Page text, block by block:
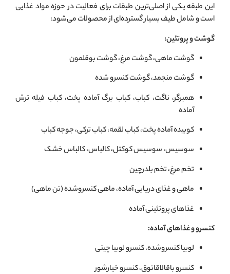
این طبقه یکی از اصلی‌ترین طبقات برای فعالیت در حوزه مواد غذایی
است و شامل طیف بسیار گسترده‌ای از محصولات می‌شود:
گوشت و پروتئین:
گوشت ماهی، گوشت مرغ، گوشت بوقلمون
گوشت منجمد، گوشت کنسرو شده
همبرگر، ناگت، کباب، کباب برگ آماده پخت، کباب فیله ترش
آماده
کوبیده آماده پخت، کباب لقمه، کباب ترکی، جوجه کباب
سوسیس، سوسیس کوکتل، کالباس، کالباس خشک
تخم مرغ، تخم بلدرچین
ماهی و غذای دریایی آماده، ماهی کنسروشده (تن ماهی)
غذاهای پروتئینی آماده
کنسرو و غذاهای آماده:
لوبیا کنسروشده، کنسرو لوبیا چیتی
کنسرو باقالاقاتوق، کنسرو خیارشور